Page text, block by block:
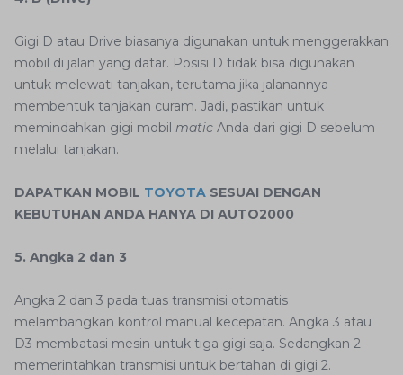
Gigi D atau Drive biasanya digunakan untuk menggerakkan
mobil di jalan yang datar. Posisi D tidak bisa digunakan
untuk melewati tanjakan, terutama jika jalanannya
membentuk tanjakan curam. Jadi, pastikan untuk
memindahkan gigi mobil matic Anda dari gigi D sebelum
melalui tanjakan.
DAPATKAN MOBIL TOYOTA SESUAI DENGAN
KEBUTUHAN ANDA HANYA DI AUTO2000
5. Angka 2 dan 3
Angka 2 dan 3 pada tuas transmisi otomatis
melambangkan kontrol manual kecepatan. Angka 3 atau
D3 membatasi mesin untuk tiga gigi saja. Sedangkan 2
memerintahkan transmisi untuk bertahan di gigi 2.